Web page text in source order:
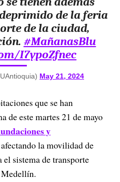
de la feria
de la ciudad,
#MañanasBlu
I7ypoZfnec
May 21, 2024
que se han
de este martes 21 de mayo
y
la movilidad de
sistema de transporte